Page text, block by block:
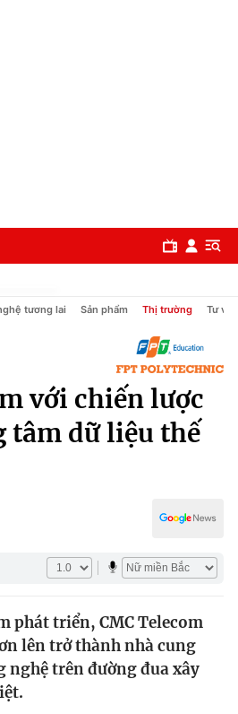
tương lai Sản phẩm Thị trường Tư vấn
với chiến lược
tâm dữ liệu thế
phát triển, CMC Telecom
lên trở thành nhà cung
nghệ trên đường đua xây